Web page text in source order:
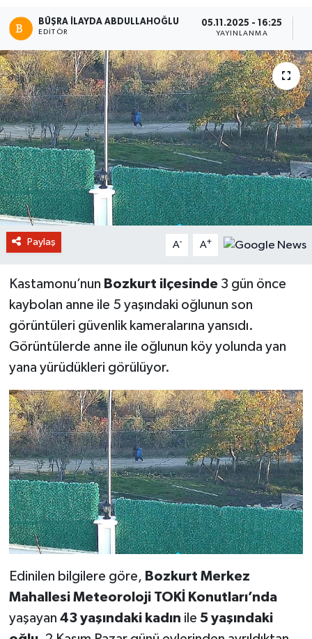
BÜŞRA İLAYDA ABDULLAHOĞLU
EDITÖR
05.11.2025 - 16:25
YAYINLANMA
Paylaş A- A+
Kastamonu’nun Bozkurt ilçesinde3 gün önce
kaybolan anne ile 5 yaşındaki oğlunun son
görüntüleri güvenlik kameralarına yansıdı.
Görüntülerde anne ile oğlunun köy yolunda yan
yana yürüdükleri görülüyor.
Edinilen bilgilere göre, Bozkurt Merkez
Mahallesi Meteoroloji TOKİ Konutları’nda
yaşayan 43 yaşındaki kadın ile 5 yaşındaki